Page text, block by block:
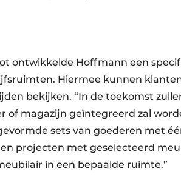
ontwikkelde Hoffmann een
Hiermee kunnen
bekijken. “In de toekomst
of magazijn geïntegreerd zal
sets van goederen met
projecten met geselecteerd
in een bepaalde ruimte.”